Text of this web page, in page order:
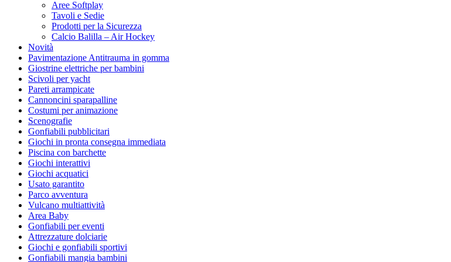
Aree Softplay
Tavoli e Sedie
Prodotti per la Sicurezza
Calcio Balilla – Air Hockey
Novità
Pavimentazione Antitrauma in gomma
Giostrine elettriche per bambini
Scivoli per yacht
Pareti arrampicate
Cannoncini sparapalline
Costumi per animazione
Scenografie
Gonfiabili pubblicitari
Giochi in pronta consegna immediata
Piscina con barchette
Giochi interattivi
Giochi acquatici
Usato garantito
Parco avventura
Vulcano multiattività
Area Baby
Gonfiabili per eventi
Attrezzature dolciarie
Giochi e gonfiabili sportivi
Gonfiabili mangia bambini